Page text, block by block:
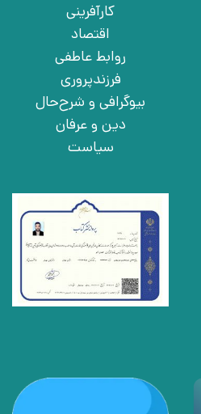
کارآفرینی
اقتصاد
روابط عاطفی
فرزندپروری
بیوگرافی و شرح‌حال
دین و عرفان
سیاست